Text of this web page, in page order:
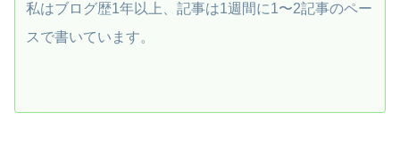
私はブログ歴1年以上、記事は1週間に1〜2記事のペー
スで書いています。